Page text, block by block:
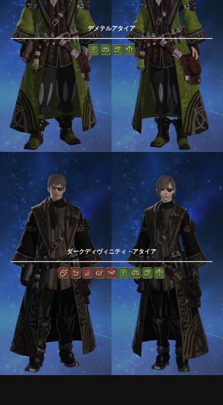
デメテルアタイア
ダークディヴィニティ・アタイア